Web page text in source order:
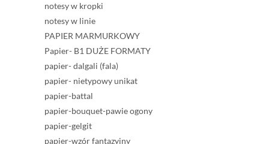
notesy w kropki
notesy w linie
PAPIER MARMURKOWY
Papier- B1 DUŻE FORMATY
papier- dalgali (fala)
papier- nietypowy unikat
papier-battal
papier-bouquet-pawie ogony
papier-gelgit
papier-wzór fantazyjny